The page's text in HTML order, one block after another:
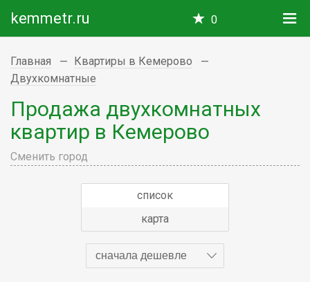
kemmetr.ru 0
Главная
Квартиры в Кемерово
Двухкомнатные
Продажа двухкомнатных
квартир в Кемерово
Сменить город
список
карта
сначала дешевле